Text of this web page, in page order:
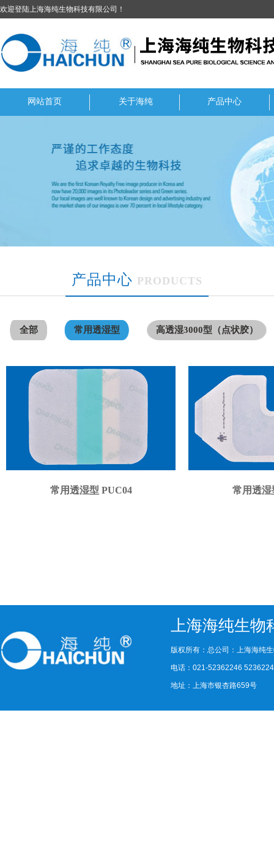
欢迎登陆上海海纯生物科技有限公司！
网站首页 关于海纯 产品中心
产品中心 PRODUCTS
全部 常用透湿型 高透湿3000型（点状胶）
常用透湿型 PUC04 常用透湿
上海海纯生物
版权所有：总公司：上海海纯
电话：021-52362246
地址：上海市银杏路659号